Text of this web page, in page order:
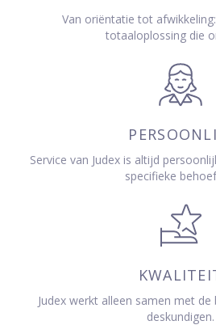
Van oriëntatie tot
totaaloplossing die
Service van Judex is altijd
specifieke
Judex werkt alleen samen met
deskundigen.